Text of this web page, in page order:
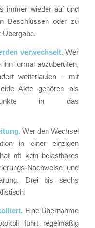
immer wieder auf und
Beschlüssen oder zu
Übergabe.
verwechselt. Wer
ihn formal abzuberufen,
weiterlaufen – mit
Akte gehören als
in das
Wer den Wechsel
in einer einzigen
oft kein belastbares
Nachweise und
Drei bis sechs
Eine Übernahme
führt regelmäßig